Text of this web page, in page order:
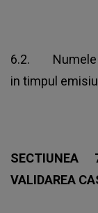
6.2. Numele
in timpul
VALIDAREA